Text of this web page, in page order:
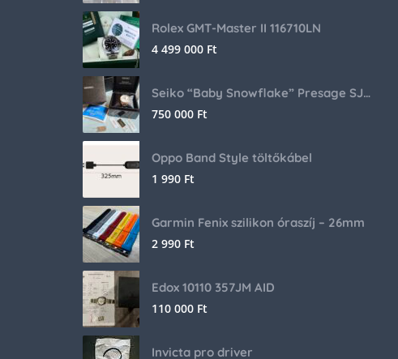
Rolex GMT-Master II 116710LN
4 499 000 Ft
Seiko “Baby Snowflake” Presage SJE073J1/SARA015 Limited Edition
750 000 Ft
Oppo Band Style töltőkábel
1 990 Ft
Garmin Fenix szilikon óraszíj – 26mm
2 990 Ft
Edox 10110 357JM AID
110 000 Ft
Invicta pro driver